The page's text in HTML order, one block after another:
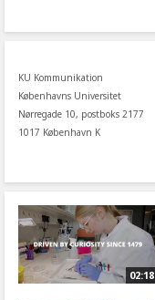
KU Kommunikation
Københavns Universitet
Nørregade 10, postboks 2177
1017 København K
02:18